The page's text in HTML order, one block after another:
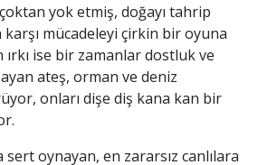
yok etmiş, doğayı tahrip
karşı mücadeleyi çirkin bir oyuna
ise bir zamanlar dostluk ve
ateş, orman ve deniz
onları dişe diş kana kan bir
oynayan, en zararsız canlılara